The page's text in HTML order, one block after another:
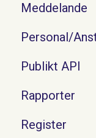
Meddelande
Personal/
Publikt API
Rapporter
Register